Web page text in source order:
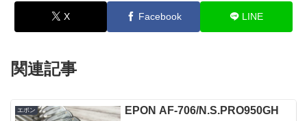
X Facebook LINE
関連記事
エポン EPON AF-706/N.S.PRO950GH